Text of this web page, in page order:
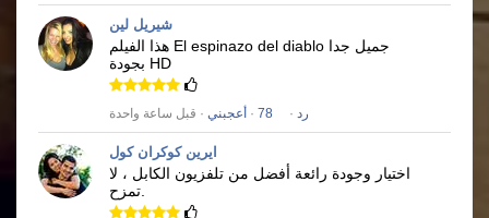
شيريل لين
El espinazo del diablo
بجودة HD
رد ·
78
· أعجبني · قبل ساعة واحدة
ايرين كوكران كول
اختيار وجودة رائعة أفضل من تلفزيون الكابل ، لا
تمزح.